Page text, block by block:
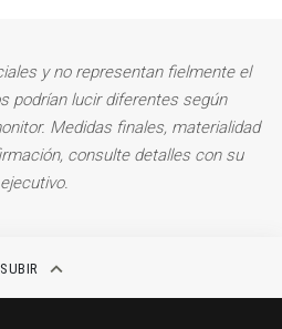
y no representan fielmente el
podrían lucir diferentes según
Medidas finales, materialidad
consulte detalles con su
ejecutivo.
SUBIR keyboard_arrow_up